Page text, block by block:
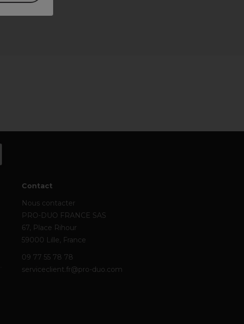
Contact
Nous contacter
PRO-DUO FRANCE SAS
67, Place Rihour
59000 Lille, France
09 77 55 78 78
serviceclient.fr@pro-duo.com